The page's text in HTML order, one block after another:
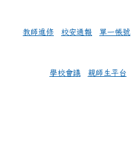
教師進修 校安通報 單一帳號
學校會議 親師生平台